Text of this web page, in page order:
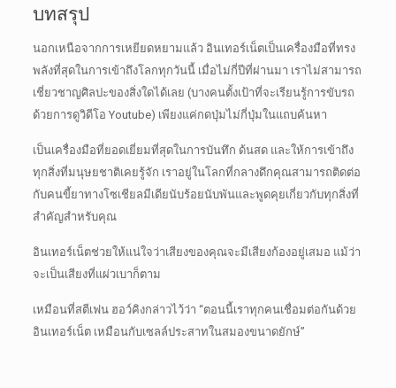
บทสรุป
นอกเหนือจากการเหยียดหยามแล้ว อินเทอร์เน็ตเป็นเครื่องมือที่ทรง
พลังที่สุดในการเข้าถึงโลกทุกวันนี้ เมื่อไม่กี่ปีที่ผ่านมา เราไม่สามารถ
เชี่ยวชาญศิลปะของสิ่งใดได้เลย (บางคนตั้งเป้าที่จะเรียนรู้การขับรถ
ด้วยการดูวิดีโอ Youtube) เพียงแค่กดปุ่มไม่กี่ปุ่มในแถบค้นหา
เป็นเครื่องมือที่ยอดเยี่ยมที่สุดในการบันทึก ด้นสด และให้การเข้าถึง
ทุกสิ่งที่มนุษยชาติเคยรู้จัก เราอยู่ในโลกที่กลางดึกคุณสามารถติดต่อ
กับคนขี้ยาทางโซเชียลมีเดียนับร้อยนับพันและพูดคุยเกี่ยวกับทุกสิ่งที่
สำคัญสำหรับคุณ
อินเทอร์เน็ตช่วยให้แน่ใจว่าเสียงของคุณจะมีเสียงก้องอยู่เสมอ แม้ว่า
จะเป็นเสียงที่แผ่วเบาก็ตาม
เหมือนที่สตีเฟน ฮอว์คิงกล่าวไว้ว่า “ตอนนี้เราทุกคนเชื่อมต่อกันด้วย
อินเทอร์เน็ต เหมือนกับเซลล์ประสาทในสมองขนาดยักษ์”